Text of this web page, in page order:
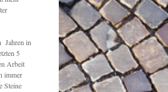
Jahren in
5
Arbeit
immer
Steine